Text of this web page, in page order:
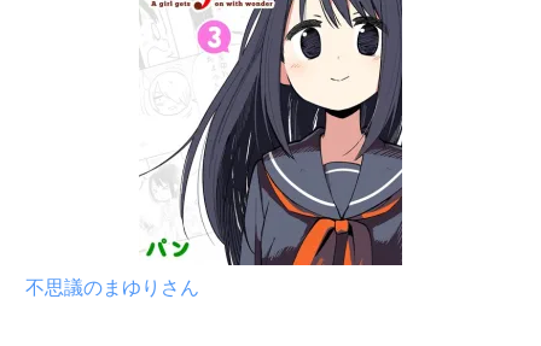
不思議のまゆりさん